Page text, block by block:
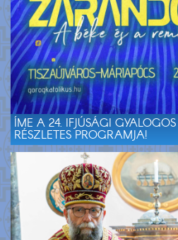
ÍME A 24. IFJÚSÁGI
RÉSZLETES PROGRAMJA!